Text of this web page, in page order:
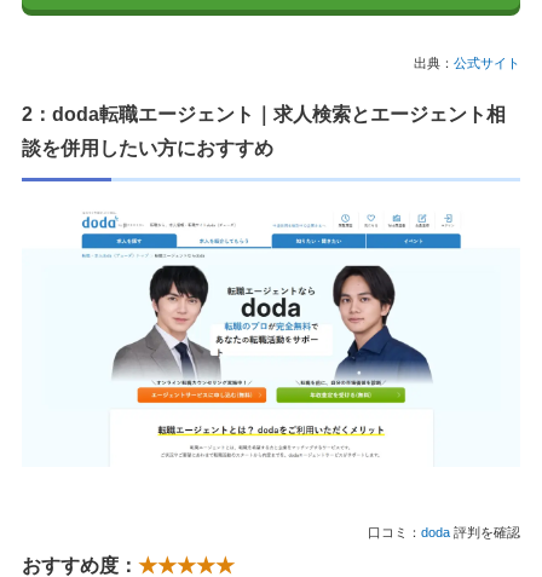
出典： 公式サイト
2：doda転職エージェント｜求人検索とエージェント相
談を併用したい方におすすめ
口コミ： doda 評判を確認
おすすめ度： ★★★★★